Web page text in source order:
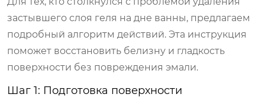
застывшего слоя геля на дне ванны, предлагаем
подробный алгоритм действий. Эта инструкция
поможет восстановить белизну и гладкость
поверхности без повреждения эмали.
Шаг 1: Подготовка поверхности